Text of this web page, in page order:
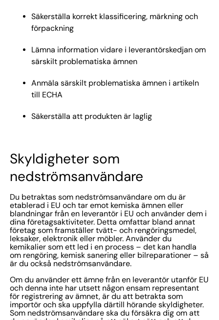
Säkerställa korrekt klassificering, märkning och
förpackning
Lämna information vidare i leverantörskedjan om
särskilt problematiska ämnen
Anmäla särskilt problematiska ämnen i artikeln
till ECHA
Säkerställa att produkten är laglig
Skyldigheter som
nedströmsanvändare
Du betraktas som nedströmsanvändare om du är
etablerad i EU och tar emot kemiska ämnen eller
blandningar från en leverantör i EU och använder dem i
dina företagsaktiviteter. Detta omfattar bland annat
företag som framställer tvätt- och rengöringsmedel,
leksaker, elektronik eller möbler. Använder du
kemikalier som ett led i en process – det kan handla
om rengöring, kemisk sanering eller bilreparationer – så
är du också nedströmsanvändare.
Om du använder ett ämne från en leverantör utanför EU
och denna inte har utsett någon ensam representant
för registrering av ämnet, är du att betrakta som
importör och ska uppfylla därtill hörande skyldigheter.
Som nedströmsanvändare ska du försäkra dig om att